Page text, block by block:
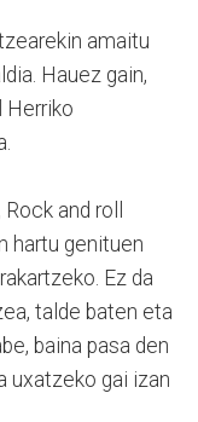
amaitu
Hauez gain,
Herriko
and roll
hartu genituen
Ez da
talde baten eta
baina pasa den
uxatzeko gai izan